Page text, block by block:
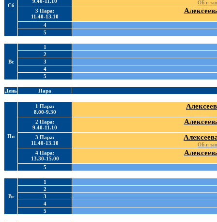
Сб
ОБ и
3 Пара:
11.40-13.10
4
5
Вс
1
2
3
4
5
День Пара
Пн
1 Пара:
8.00-9.30
2 Пара:
9.40-11.10
3 Пара:
11.40-13.10
ОБ и
4 Пара:
13.30-15.00
5
Вт
1
2
3
4
5